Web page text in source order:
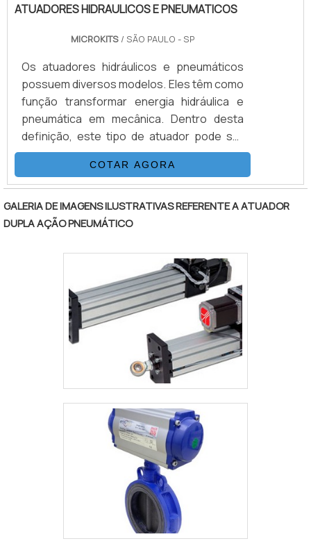
ATUADORES HIDRAULICOS E PNEUMATICOS
MICROKITS/ SÃO PAULO - SP
Os atuadores hidráulicos e pneumáticos
possuem diversos modelos. Eles têm como
função transformar energia hidráulica e
pneumática em mecânica. Dentro desta
definição, este tipo de atuador pode ser
aplicado em cilindros (que convertem a
energia de maneira linear) ou mesmo os
atuadores rotativos (que concentram a
energia mecânica fruto do processo de
conversão dentro do próprio eixo). Além de
em que desenvolve sua função, o
equipamento realiza o processo co.
COTAR AGORA
GALERIA DE IMAGENS ILUSTRATIVAS REFERENTE A ATUADOR
DUPLA AÇÃO PNEUMÁTICO